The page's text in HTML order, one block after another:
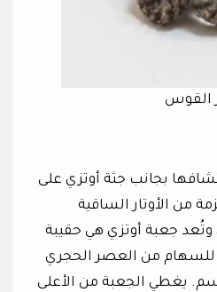
القوس
بجانب جثة أوتزي على
من الأوتار الساقية
وتُعد جعبة أوتزي هي حقيبة
للسهام من العصر الحجري
يبلغ طولها 86 سم. يغطي الجعبة من الأعلى